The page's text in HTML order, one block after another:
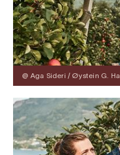
@ Aga Sideri / Øystein G.